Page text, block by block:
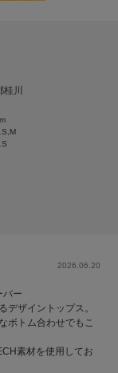
川
S,M
S
2026.06.20
バー
デザイントップス。
ボトム合わせでもこ
素材を使用してお